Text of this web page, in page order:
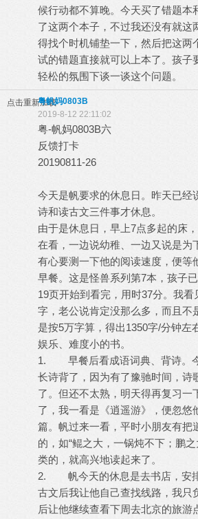
候行动都不算晚。今天买了错题本
了这两个本子，不过我还没有就这
得找个时机铺垫一下，然后把这两
试的错题直接就可以上本了。孩子
轻松的氛围下谈一谈这个问题。
点击重新加载粤帆妈0803B
2019-8-12 22:11:02
粤-帆妈0803B六
反馈打卡
20190811-26
今天是帆要求的休息日。昨天已经
诗和读古文三件事才休息。
由于是休息日，早上7点多起的床
在看，一边说幼稚、一边又说是为
有心要测一下他的阅读速度，便等
早餐。这是怪兽系列第7本，孩子
19页开始到看完，用时37分。我
字，老公说肯定没那么多，而且不
是按5万字算，得出1350字/分钟左
娱乐、难度小的书。
1. 早餐后看成语词典、背诗。
长诗背了，因为有了豫驰时间，诗
了。但还不太熟，明天得再复习一
了，我一看是《逍遥游》，便忽悠
篇。帆过来一看，平时小朋友有把
的，如“鲲之大，一锅炖不下；鹏
类的，就高兴地读起来了。
2. 帆今天的休息是去书店，安
古文后我让他自己查找线路，我只
后让他继续查看下周去北京的旅游